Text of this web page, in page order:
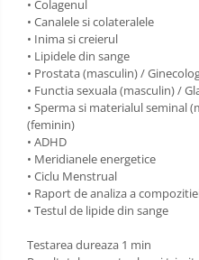
• Colagenul
• Canalele si colateralele
• Inima si creierul
• Lipidele din sange
• Prostata (masculin) /
• Functia sexuala (masculin) /
• Sperma si materialul seminal
(feminin)
• ADHD
• Meridianele energetice
• Ciclu Menstrual
• Raport de analiza a
• Testul de lipide din sange
Testarea dureaza 1 min